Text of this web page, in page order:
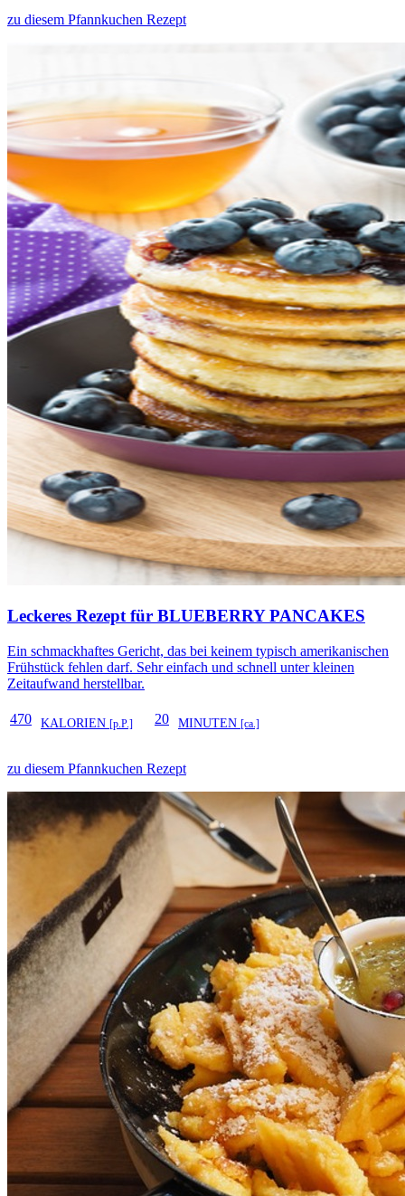
zu diesem Pfannkuchen Rezept
Leckeres Rezept für BLUEBERRY PANCAKES
Ein schmackhaftes Gericht, das bei keinem typisch amerikanischen
Frühstück fehlen darf. Sehr einfach und schnell unter kleinen
Zeitaufwand herstellbar.
470 KALORIEN [p.P.] 20 MINUTEN [ca.]
zu diesem Pfannkuchen Rezept